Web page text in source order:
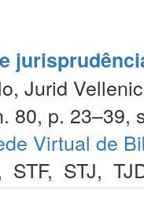
Jurid
80, p. 23–39,
Virtual de
STF, STJ,